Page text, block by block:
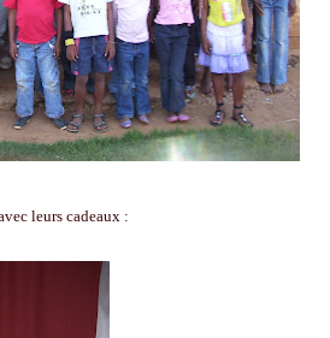
leurs cadeaux :